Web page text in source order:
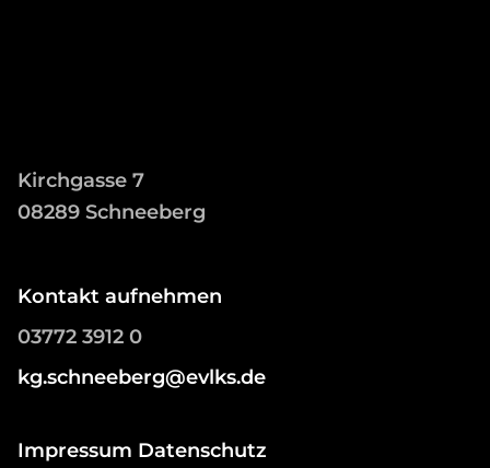
Kirchgasse 7
08289 Schneeberg
Kontakt aufnehmen
03772 3912 0
kg.schneeberg@evlks.de
Impressum Datenschutz